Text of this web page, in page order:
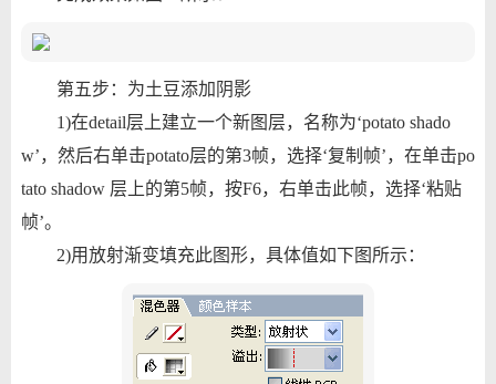
第五步：为土豆添加阴影
1)在detail层上建立一个新图层，名称为‘potato shado
w’，然后右单击potato层的第3帧，选择‘复制帧’，在单击po
tato shadow 层上的第5帧，按F6，右单击此帧，选择‘粘贴
帧’。
2)用放射渐变填充此图形，具体值如下图所示：